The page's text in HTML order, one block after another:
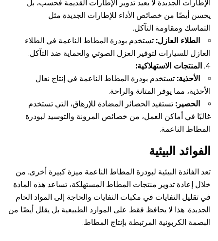
الإطارات الجديدة لا يعيد تدوير الإطارات القديمة فحسب، بل
يحسن أيضًا من خصائص الأداء للإطارات الجديدة مثل
التماسك ومقاومة التآكل.
الطلاء العازل: تستخدم بودرة المطاط الناعمة في الطلاء
العازل للسيارات لتوفير العزل الصوتي والحماية ضد التآكل.
المنتجات الاستهلاكية:
الأحذية: تستخدم بودرة المطاط الناعمة في إنتاج نعال
الأحذية، مما يوفر المتانة والراحة.
الحصير: تستفيد الحصائر المضادة للإرهاق، التي تستخدم
غالبًا في أماكن العمل، من خصائص المرونة والتوسيد لبودرة
المطاط الناعمة.
الفوائد البيئية
تعد الفائدة البيئية لبودرة المطاط الناعمة ميزة كبيرة أخرى. من
خلال إعادة تدوير منتجات المطاط المستهلكة، تساعد هذه المادة
في تقليل النفايات في مكبات النفايات والحاجة إلى المواد الخام
الجديدة. هذا لا يحافظ فقط على الموارد الطبيعية بل يقلل أيضًا من
البصمة الكربونية المرتبطة بإنتاج المطاط.